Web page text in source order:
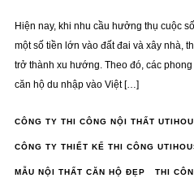
Hiện nay, khi nhu cầu hưởng thụ cuộc
một số tiền lớn vào đất đai và xây nhà,
trở thành xu hướng. Theo đó, các
căn hộ du nhập vào Việt […]
CÔNG TY THI CÔNG NỘI THẤT
CÔNG TY THIẾT KẾ THI CÔNG
MẪU NỘI THẤT CĂN HỘ ĐẸP THI